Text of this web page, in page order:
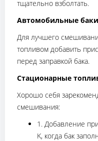
тщательно взболтать.
Автомобильные
Для лучшего
топливом добавить
перед заправкой бака.
Стационарные
Хорошо себя
смешивания:
1. Добавление
K, когда бак